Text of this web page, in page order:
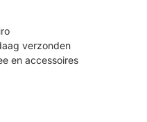
verzonden
en accessoires